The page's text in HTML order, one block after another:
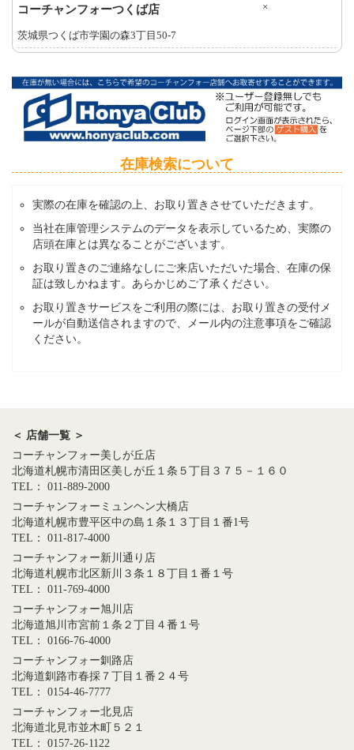
コーチャンフォーつくば店 ×
茨城県つくば市学園の森3丁目50-7
在庫検索について
実際の在庫を確認の上、お取り置きさせていただきます。
当社在庫管理システムのデータを表示しているため、実際の
店頭在庫とは異なることがございます。
お取り置きのご連絡なしにご来店いただいた場合、在庫の保
証は致しかねます。あらかじめご了承ください。
お取り置きサービスをご利用の際には、お取り置きの受付メ
ールが自動送信されますので、メール内の注意事項をご確認
ください。
＜ 店舗一覧 ＞
コーチャンフォー美しが丘店
北海道札幌市清田区美しが丘１条５丁目３７５－１６０
TEL： 011-889-2000
コーチャンフォーミュンヘン大橋店
北海道札幌市豊平区中の島１条１３丁目１番1号
TEL： 011-817-4000
コーチャンフォー新川通り店
北海道札幌市北区新川３条１８丁目１番１号
TEL： 011-769-4000
コーチャンフォー旭川店
北海道旭川市宮前１条２丁目４番１号
TEL： 0166-76-4000
コーチャンフォー釧路店
北海道釧路市春採７丁目１番２４号
TEL： 0154-46-7777
コーチャンフォー北見店
北海道北見市並木町５２１
TEL： 0157-26-1122